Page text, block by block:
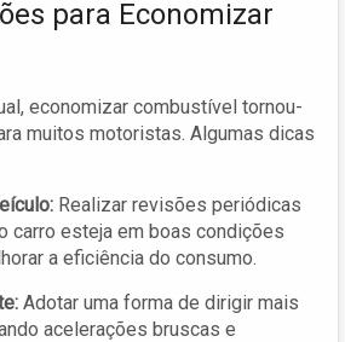
para Economizar
economizar combustível tornou-
muitos motoristas. Algumas dicas
Realizar revisões periódicas
carro esteja em boas condições
a eficiência do consumo.
Adotar uma forma de dirigir mais
acelerações bruscas e